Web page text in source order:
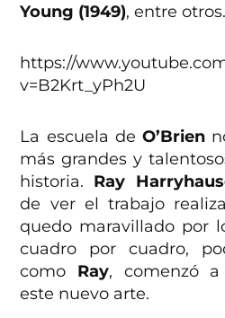
Young (1949), entre otros.
https://
v=B2Krt_yPh2U
La escuela deO’Brien
más grandes y
historia. Ray
de ver el trabajo
quedo maravillado por
cuadro por cuadro,
como Ray, comenzó
este nuevo arte.